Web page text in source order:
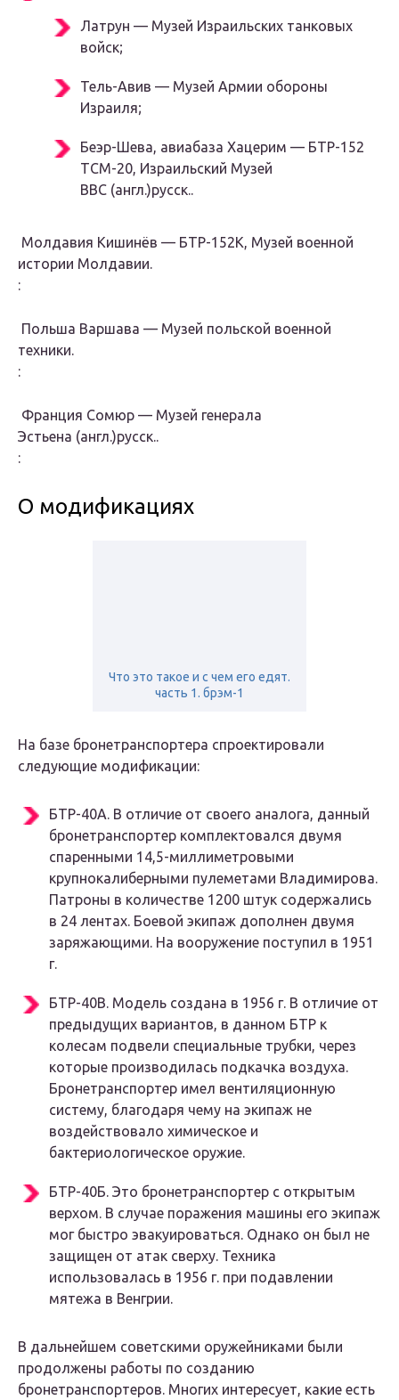
Латрун — Музей Израильских танковых
войск;
Тель-Авив — Музей Армии обороны
Израиля;
Беэр-Шева, авиабаза Хацерим — БТР-152
ТСМ-20, Израильский Музей
ВВС (англ.)русск..
Молдавия Кишинёв — БТР-152К, Музей военной
истории Молдавии.
:
Польша Варшава — Музей польской военной
техники.
:
Франция Сомюр — Музей генерала
Эстьена (англ.)русск..
:
О модификациях
Что это такое и с чем его едят.
часть 1. брэм-1
На базе бронетранспортера спроектировали
следующие модификации:
БТР-40А. В отличие от своего аналога, данный
бронетранспортер комплектовался двумя
спаренными 14,5-миллиметровыми
крупнокалиберными пулеметами Владимирова.
Патроны в количестве 1200 штук содержались
в 24 лентах. Боевой экипаж дополнен двумя
заряжающими. На вооружение поступил в 1951
г.
БТР-40В. Модель создана в 1956 г. В отличие от
предыдущих вариантов, в данном БТР к
колесам подвели специальные трубки, через
которые производилась подкачка воздуха.
Бронетранспортер имел вентиляционную
систему, благодаря чему на экипаж не
воздействовало химическое и
бактериологическое оружие.
БТР-40Б. Это бронетранспортер с открытым
верхом. В случае поражения машины его экипаж
мог быстро эвакуироваться. Однако он был не
защищен от атак сверху. Техника
использовалась в 1956 г. при подавлении
мятежа в Венгрии.
В дальнейшем советскими оружейниками были
продолжены работы по созданию
бронетранспортеров. Многих интересует, какие есть